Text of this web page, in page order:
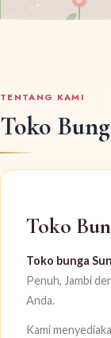
TENTANG KAMI
Toko
Toko
Toko bunga
Penuh, Jambi
Anda.
Kami